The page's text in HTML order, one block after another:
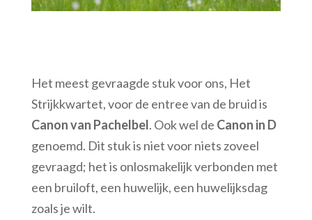
Het meest gevraagde stuk voor ons, Het
Strijkkwartet, voor de entree van de bruid is
Canon van Pachelbel. Ook wel de Canon in D
genoemd. Dit stuk is niet voor niets zoveel
gevraagd; het is onlosmakelijk verbonden met
een bruiloft, een huwelijk, een huwelijksdag
zoals je wilt.